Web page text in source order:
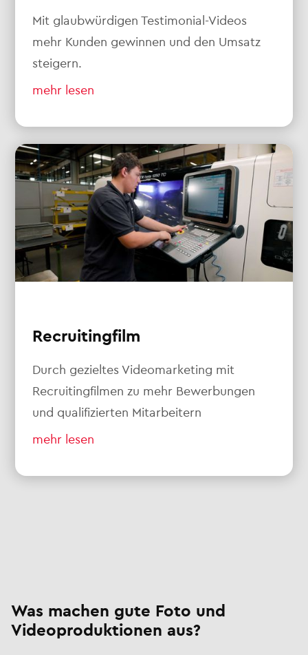
Mit glaubwürdigen Testimonial-Videos
mehr Kunden gewinnen und den Umsatz
steigern.
mehr lesen
Recruitingfilm
Durch gezieltes Videomarketing mit
Recruitingfilmen zu mehr Bewerbungen
und qualifizierten Mitarbeitern
mehr lesen
Was machen gute Foto und
Videoproduktionen aus?